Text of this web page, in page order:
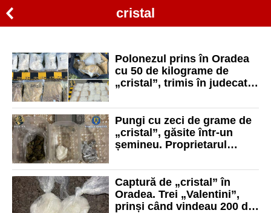
cristal
Polonezul prins în Oradea
cu 50 de kilograme de
„cristal”, trimis în judecată
Pungi cu zeci de grame de
„cristal”, găsite într-un
șemineu. Proprietarul
trafic de droguri
Captură de „cristal” în
Oradea. Trei „Valentini”,
prinși când vindeau 200 de